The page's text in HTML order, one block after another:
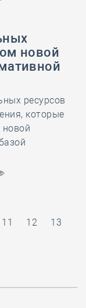
новой
ресурсов
которые
новой
11 12
13